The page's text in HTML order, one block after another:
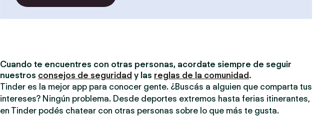
Cuando te encuentres con otras personas, acordate siempre de seguir
nuestros consejos de seguridad y las reglas de la comunidad .
Tinder es la mejor app para conocer gente. ¿Buscás a alguien que comparta tus
intereses? Ningún problema. Desde deportes extremos hasta ferias itinerantes,
en Tinder podés chatear con otras personas sobre lo que más te gusta.